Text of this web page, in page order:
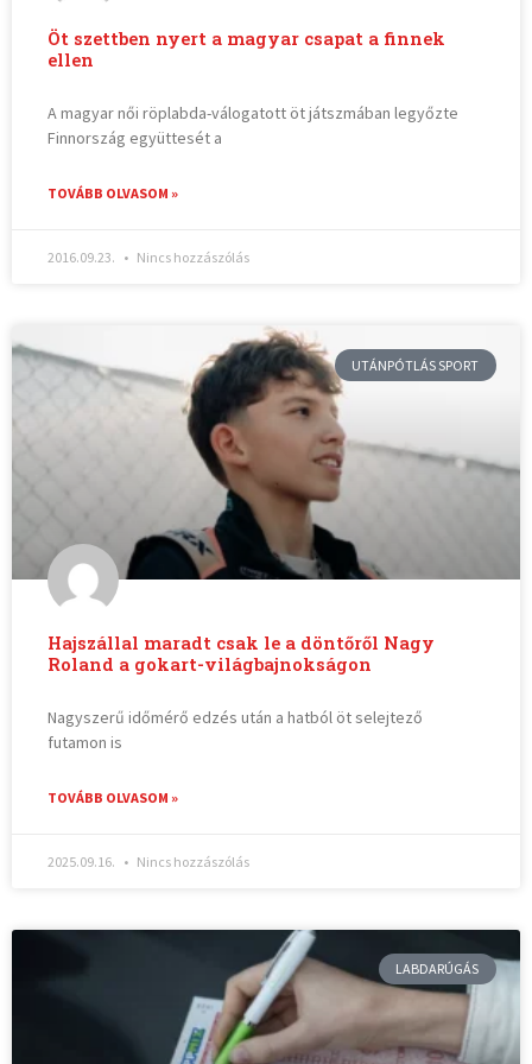
Öt szettben nyert a magyar csapat a finnek
ellen
A magyar női röplabda-válogatott öt játszmában legyőzte
Finnország együttesét a
TOVÁBB OLVASOM »
2016.09.23. Nincs hozzászólás
UTÁNPÓTLÁS SPORT
Hajszállal maradt csak le a döntőről Nagy
Roland a gokart-világbajnokságon
Nagyszerű időmérő edzés után a hatból öt selejtező
futamon is
TOVÁBB OLVASOM »
2025.09.16. Nincs hozzászólás
LABDARÚGÁS